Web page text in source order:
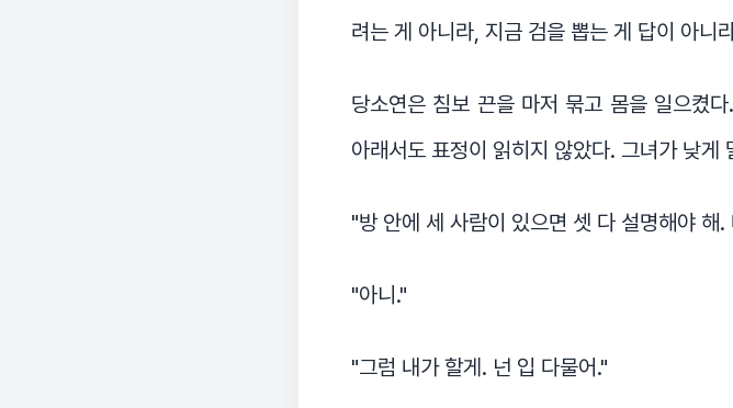
려는 게 아니라, 지금 검을 뽑는 게 답이 아니
당소연은 침보 끈을 마저 묶고 몸을 일으켰
아래서도 표정이 읽히지 않았다. 그녀가 낮게
"방 안에 세 사람이 있으면 셋 다 설명해야 해
"아니."
"그럼 내가 할게. 넌 입 다물어."